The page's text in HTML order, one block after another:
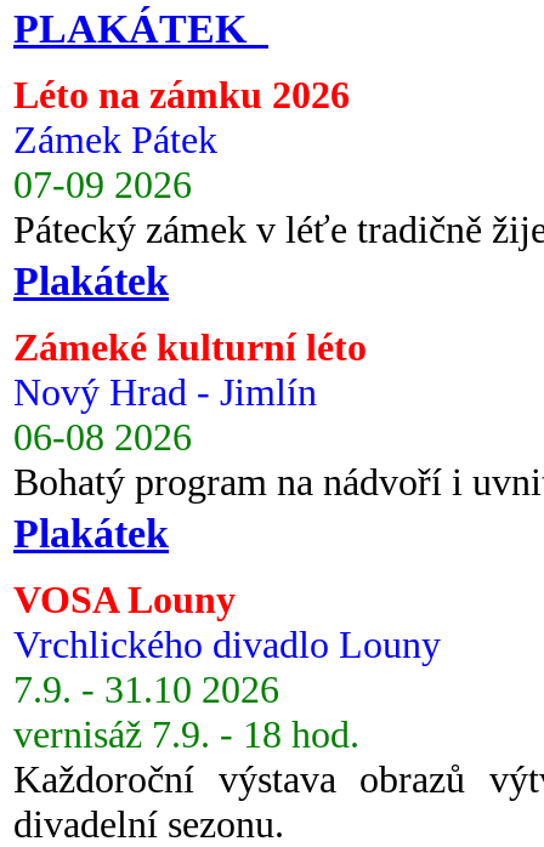
PLAKÁTEK
Léto na zámku 2026
Zámek Pátek
07-09 2026
Pátecký zámek v léťe tradičně
Plakátek
Zámeké kulturní léto
Nový Hrad - Jimlín
06-08 2026
Bohatý program na nádvoří i
Plakátek
VOSA Louny
Vrchlického divadlo Louny
7.9. - 31.10 2026
vernisáž 7.9. - 18 hod.
Každoroční výstava obrazů
divadelní sezonu.